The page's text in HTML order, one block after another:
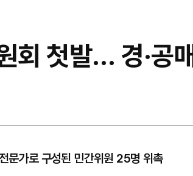
회 첫발… 경·공
문가로 구성된 민간위원 25명 위촉